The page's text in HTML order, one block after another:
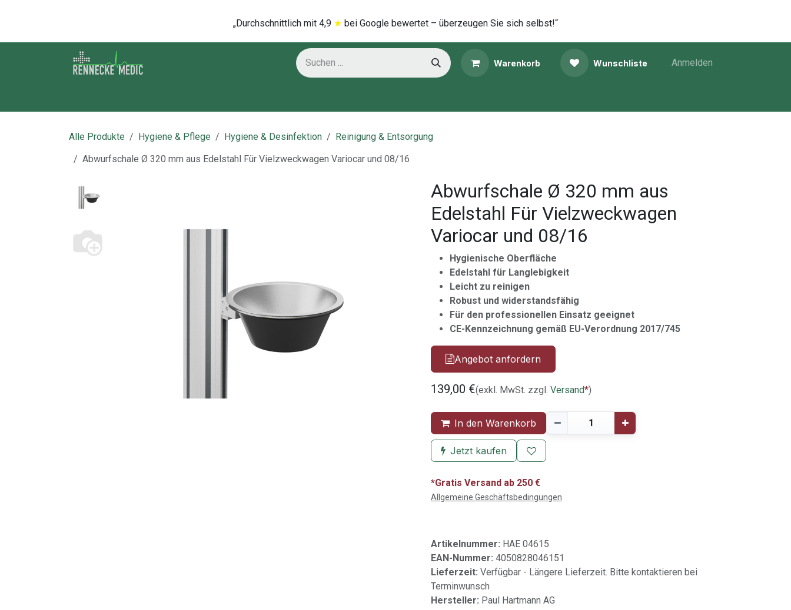
„Durchschnittlich mi​t 4,9 ★ bei Google bewertet – überzeugen Sie sich selbst!“
Warenkorb Wunschliste Anmelden
Alle Produkte Hygiene & Pflege Hygiene & Desinfektion
Reinigung & Entsorgung
Abwurfschale Ø 320 mm aus Edelstahl Für Vielzweckwagen Variocar und 08/16
Abwurfschale Ø 320 mm aus
Edelstahl Für Vielzweckwagen
Variocar und 08/16
Hygienische Oberfläche
Edelstahl für Langlebigkeit
Leicht zu reinigen
Robust und widerstandsfähig
Für den professionellen Einsatz geeignet
CE-Kennzeichnung gemäß EU-Verordnung 2017/745
Angebot anfordern
139,00 €(exkl. MwSt. zzgl. Versand*)
In den Warenkorb
Jetzt kaufen
*Gratis Versand ab 250 €
Allgemeine Geschäftsbedingungen
Artikelnummer: HAE 04615
EAN-Nummer: 4050828046151
Lieferzeit: Verfügbar - Längere Lieferzeit. Bitte kontaktieren bei
Terminwunsch
Hersteller: Paul Hartmann AG